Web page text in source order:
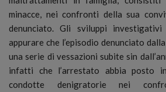
minacce, nei confronti della sua
denunciato. Gli sviluppi
appurare che l’episodio denunciato
una serie di vessazioni subite sin
infatti che l’arrestato abbia posto
condotte denigratorie nei